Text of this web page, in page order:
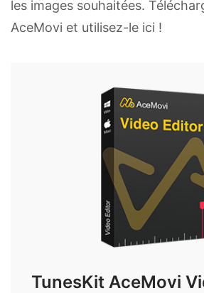
les images souhaitées.
AceMovi et utilisez-le ici !
TunesKit AceMovi